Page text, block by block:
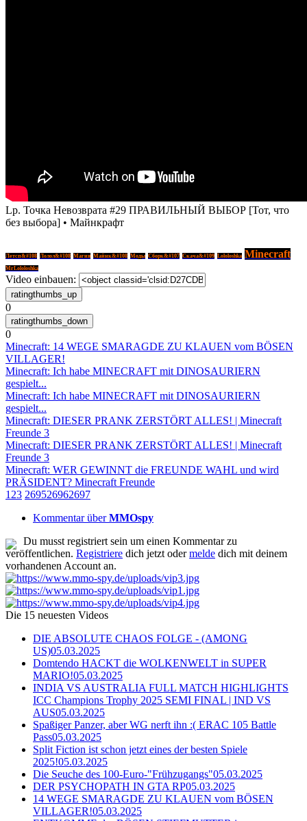
Lp. Точка Невозврата #29 ПРАВИЛЬНЫЙ ВЫБОР [Тот, что
без выбора] • Майнкрафт
Летсп&#108 Лолол&#108 Магия Майнк&#108 Моды Сборк&#107 Скача&#109 Lololoshka Minecraft
MrLololoshka
Video einbauen:
0
0
Minecraft: 14 WEGE SMARAGDE ZU KLAUEN vom BÖSEN
VILLAGER!
Minecraft: Ich habe MINECRAFT mit DINOSAURIERN
gespielt...
Minecraft: Ich habe MINECRAFT mit DINOSAURIERN
gespielt...
Minecraft: DIESER PRANK ZERSTÖRT ALLES! | Minecraft
Freunde 3
Minecraft: DIESER PRANK ZERSTÖRT ALLES! | Minecraft
Freunde 3
Minecraft: WER GEWINNT die FREUNDE WAHL und wird
PRÄSIDENT? Minecraft Freunde
1 23 269526962697
Kommentar überMMOspy
Du musst registriert sein um einen Kommentar zu
veröffentlichen. Registriere dich jetzt odermelde dich mit deinem
vorhandenen Account an.
Die 15 neuesten Videos
DIE ABSOLUTE CHAOS FOLGE - (AMONG
US)05.03.2025
Domtendo HACKT die WOLKENWELT in SUPER
MARIO!05.03.2025
INDIA VS AUSTRALIA FULL MATCH HIGHLIGHTS
ICC Champions Trophy 2025 SEMI FINAL | IND VS
AUS05.03.2025
Spaßiger Panzer, aber WG nerft ihn :( ERAC 105 Battle
Pass05.03.2025
Split Fiction ist schon jetzt eines der besten Spiele
2025!05.03.2025
Die Seuche des 100-Euro-"Frühzugangs"05.03.2025
DER PSYCHOPATH IN GTA RP05.03.2025
14 WEGE SMARAGDE ZU KLAUEN vom BÖSEN
VILLAGER!05.03.2025